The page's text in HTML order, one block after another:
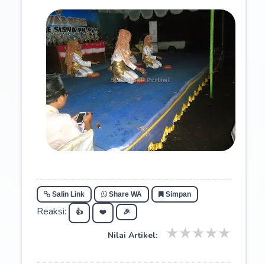
Salin Link Share WA Simpan
Reaksi: 👍 ❤️ 🎉
Nilai Artikel: ★
★
★
★
★